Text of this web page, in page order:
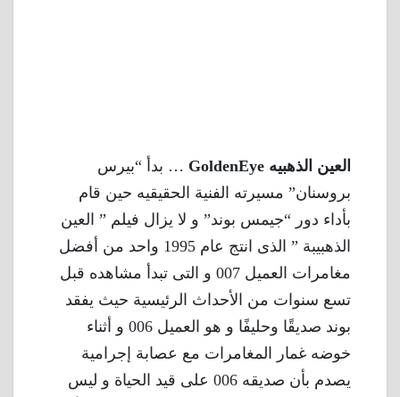
العين الذهبيه GoldenEye
… بدأ “بيرس
بروسنان” مسيرته الفنية الحقيقيه حين قام
بأداء دور “جيمس بوند” و لا يزال فيلم ” العين
الذهبيبة ” الذى انتج عام 1995 واحد من أفضل
مغامرات العميل 007 و التى تبدأ مشاهده قبل
تسع سنوات من الأحداث الرئيسية حيث يفقد
بوند صديقًا وحليفًا و هو العميل 006 و أثناء
خوضه غمار المغامرات مع عصابة إجرامية
يصدم بأن صديقه 006 على قيد الحياة و ليس